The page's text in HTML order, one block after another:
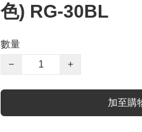
色) RG-30BL
數量
−
+
加至購